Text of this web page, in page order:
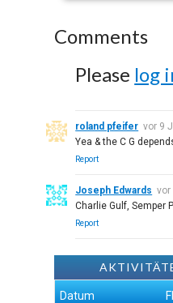
Comments
Please log
roland pfeifer vor 9
Yea & the C G
Report
Joseph Edwards vor
Charlie Gulf, Semper
Report
Datum